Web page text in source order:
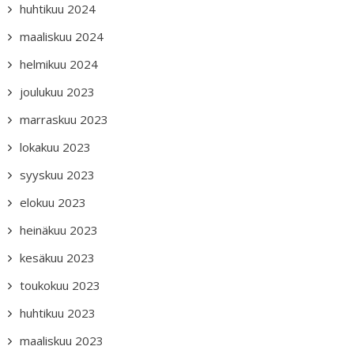
huhtikuu 2024
maaliskuu 2024
helmikuu 2024
joulukuu 2023
marraskuu 2023
lokakuu 2023
syyskuu 2023
elokuu 2023
heinäkuu 2023
kesäkuu 2023
toukokuu 2023
huhtikuu 2023
maaliskuu 2023